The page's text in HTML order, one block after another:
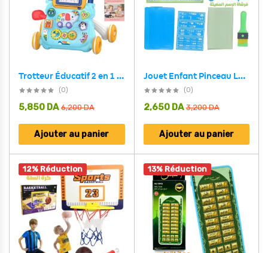
Trotteur Éducatif 2 en 1 avec Tableau de Dessin et Panneau Musical pour Bébé – مشاية تعليمية 2 في 1 مع لوحة رسم ولوحة موسيقية للأطفال
(0)
6,200DA
5,850 DA
Ajouter au panier
Jouet Enfant Pinceau Lumineux FunBlast Glow Crazy – لعبة أطفال فرشاة الرسم المضيئة
(0)
3,200DA
2,650 DA
Ajouter au panier
12% Réduction 13% Réduction